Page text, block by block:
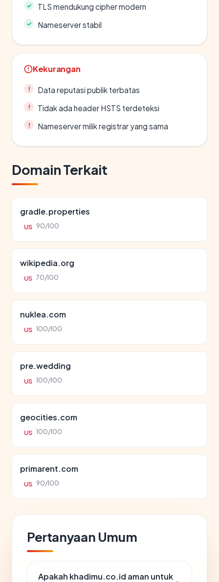
TLS mendukung cipher modern
Nameserver stabil
Kekurangan
Data reputasi publik terbatas
Tidak ada header HSTS terdeteksi
Nameserver milik registrar yang sama
Domain Terkait
gradle.properties
US 90/100
wikipedia.org
US 70/100
nuklea.com
US 100/100
pre.wedding
US 100/100
geocities.com
US 100/100
primarent.com
US 90/100
Pertanyaan Umum
Apakah khadimu.co.id aman untuk